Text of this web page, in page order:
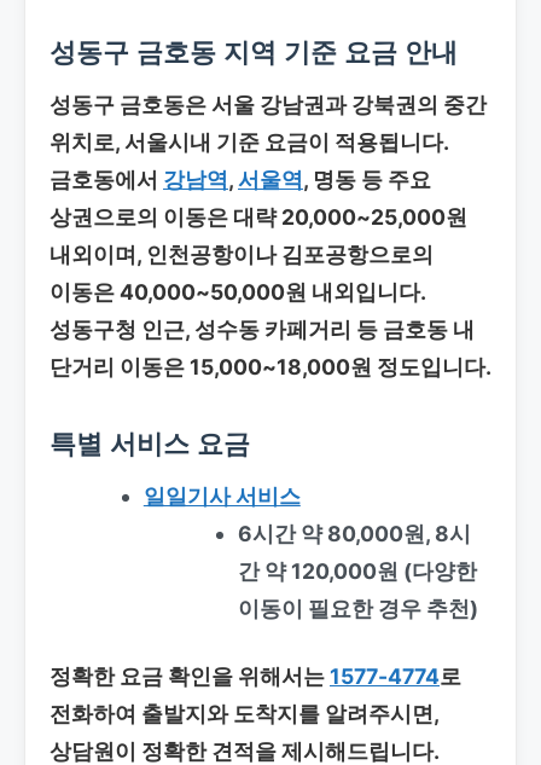
성동구 금호동 지역 기준 요금 안내
성동구 금호동은 서울 강남권과 강북권의 중간
위치로, 서울시내 기준 요금이 적용됩니다.
금호동에서 강남역,서울역, 명동 등 주요
상권으로의 이동은 대략 20,000~25,000원
내외이며, 인천공항이나 김포공항으로의
이동은 40,000~50,000원 내외입니다.
성동구청 인근, 성수동 카페거리 등 금호동 내
단거리 이동은 15,000~18,000원 정도입니다.
특별 서비스 요금
일일기사 서비스
6시간 약 80,000원, 8시
간 약 120,000원 (다양한
이동이 필요한 경우 추천)
정확한 요금 확인을 위해서는1577-4774로
전화하여 출발지와 도착지를 알려주시면,
상담원이 정확한 견적을 제시해드립니다.